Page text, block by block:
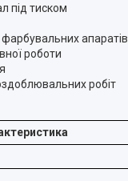
під тиском
фарбувальних апаратів
роботи
робіт